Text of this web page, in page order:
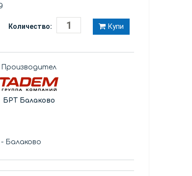
Количество: Купи
Производител
БРТ Балаково
Балаково